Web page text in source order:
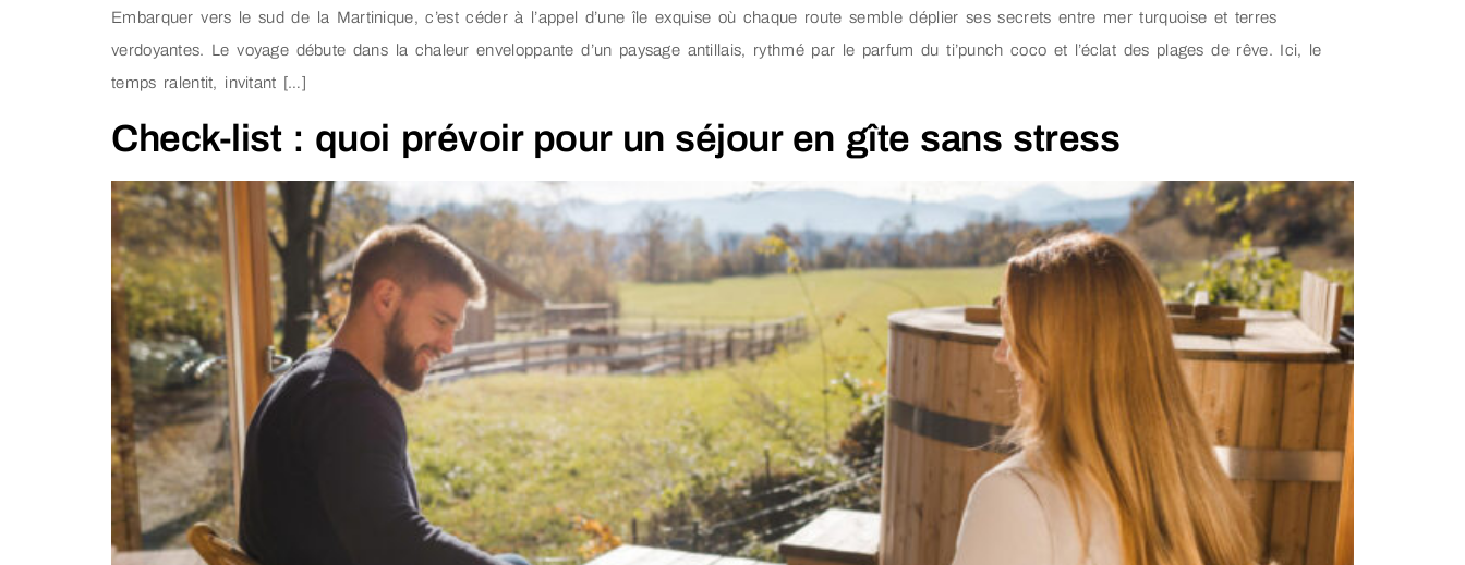
Embarquer vers le sud de la Martinique, c’est céder à l’appel d’une île exquise où chaque route semble déplier ses secrets entre mer turquoise et terres
verdoyantes. Le voyage débute dans la chaleur enveloppante d’un paysage antillais, rythmé par le parfum du ti’punch coco et l’éclat des plages de rêve. Ici, le
temps ralentit, invitant […]
Check-list : quoi prévoir pour un séjour en gîte sans stress